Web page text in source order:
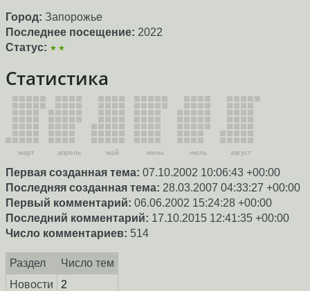
Город: Запорожье
Последнее посещение: 2022
Статус: ★★
Статистика
март апрель май июнь июль август
Первая созданная тема: 07.10.2002 10:06:43 +00:00
Последняя созданная тема: 28.03.2007 04:33:27 +00:00
Первый комментарий: 06.06.2002 15:24:28 +00:00
Последний комментарий: 17.10.2015 12:41:35 +00:00
Число комментариев: 514
Раздел
Число тем
Новости
2